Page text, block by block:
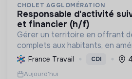
CHOLET AGGLOMÉRATION
responsable d'activité suivi administratif
et financier (h/f)
Gérer un territoire en offrant
complets aux habitants, en
de vie et en promouvant une
et sociale durable, via des
France Travail CDI
Aujourd'hui